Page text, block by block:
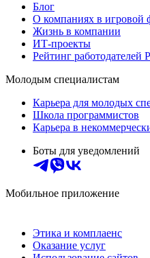
Блог
О компаниях в игровой
Жизнь в компании
ИТ-проекты
Рейтинг работодателей
Молодым специалистам
Карьера для молодых
Школа программистов
Карьера в
Боты для уведомлений
Мобильное приложение
Этика и комплаенс
Оказание услуг